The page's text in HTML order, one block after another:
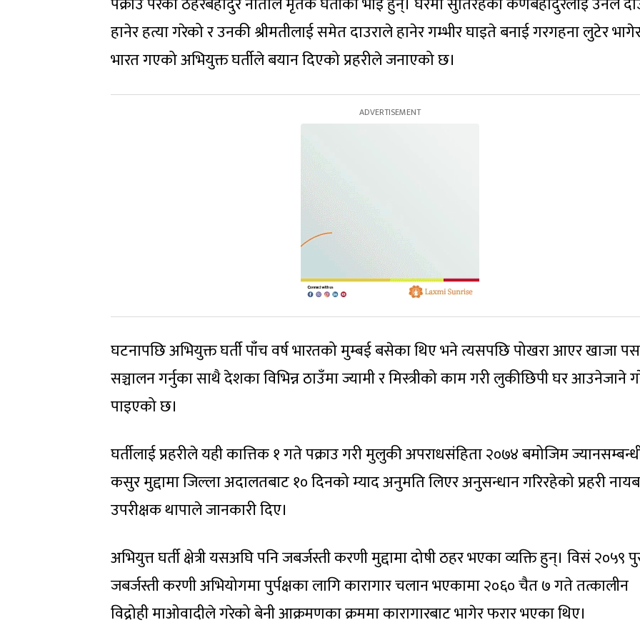
हानेर हत्या गरेको र उनकी श्रीमतीलाई समेत दाउराले हानेर गम्भीर घाइते बनाई गरगहना लुटेर
भारत गएको अभियुक्त घर्तीले बयान दिएको प्रहरीले जनाएको छ।
घटनापछि अभियुक्त घर्ती पाँच वर्ष भारतको मुम्बई बसेका थिए भने त्यसपछि पोखरा आएर खाजा
सञ्चालन गर्नुका साथै देशका विभिन्न ठाउँमा ज्यामी र मिस्त्रीको काम गरी लुकीछिपी घर आउनेजाने
पाइएको छ।
घर्तीलाई प्रहरीले यही कात्तिक १ गते पक्राउ गरी मुलुकी अपराधसंहिता २०७४ बमोजिम
कसुर मुद्दामा जिल्ला अदालतबाट १० दिनको म्याद अनुमति लिएर अनुसन्धान गरिरहेको प्रहरी नायब
उपरीक्षक थापाले जानकारी दिए।
अभियुत्त घर्ती क्षेत्री यसअघि पनि जबर्जस्ती करणी मुद्दामा दोषी ठहर भएका व्यक्ति हुन्। विसं २०५९
जबर्जस्ती करणी अभियोगमा पुर्पक्षका लागि कारागार चलान भएकामा २०६० चैत ७ गते तत्कालीन
विद्रोही माओवादीले गरेको बेनी आक्रमणका क्रममा कारागारबाट भागेर फरार भएका थिए।